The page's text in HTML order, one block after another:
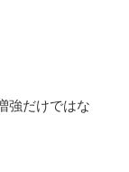
強だけではな